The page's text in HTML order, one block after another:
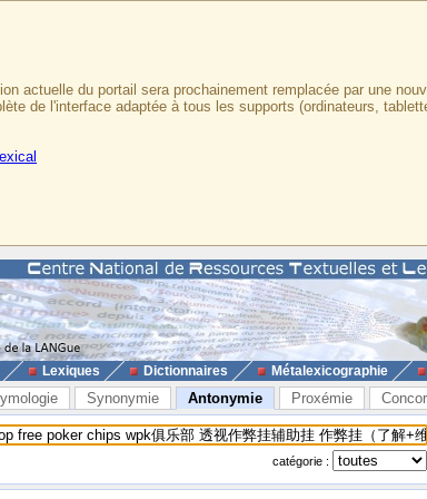
actuelle du portail sera prochainement remplacée par une
de l'interface adaptée à tous les supports (ordinateurs,
Lexiques Dictionnaires Métalexicographie
Synonymie Antonymie Proxémie
catégorie :